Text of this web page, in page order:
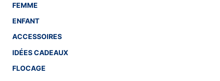
FEMME
ENFANT
ACCESSOIRES
IDÉES CADEAUX
FLOCAGE